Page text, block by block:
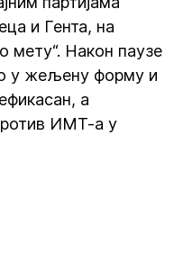
и Гента, на
мету“. Након паузе
у жељену форму и
а
ИМТ-а у